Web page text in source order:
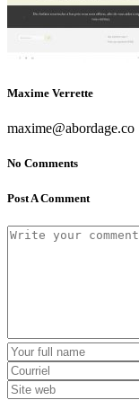
Maxime Verrette
maxime@abordage.co
No Comments
Post A Comment